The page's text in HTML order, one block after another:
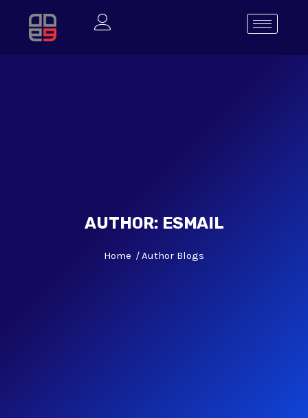
AUTHOR: ESMAIL
Home Author Blogs